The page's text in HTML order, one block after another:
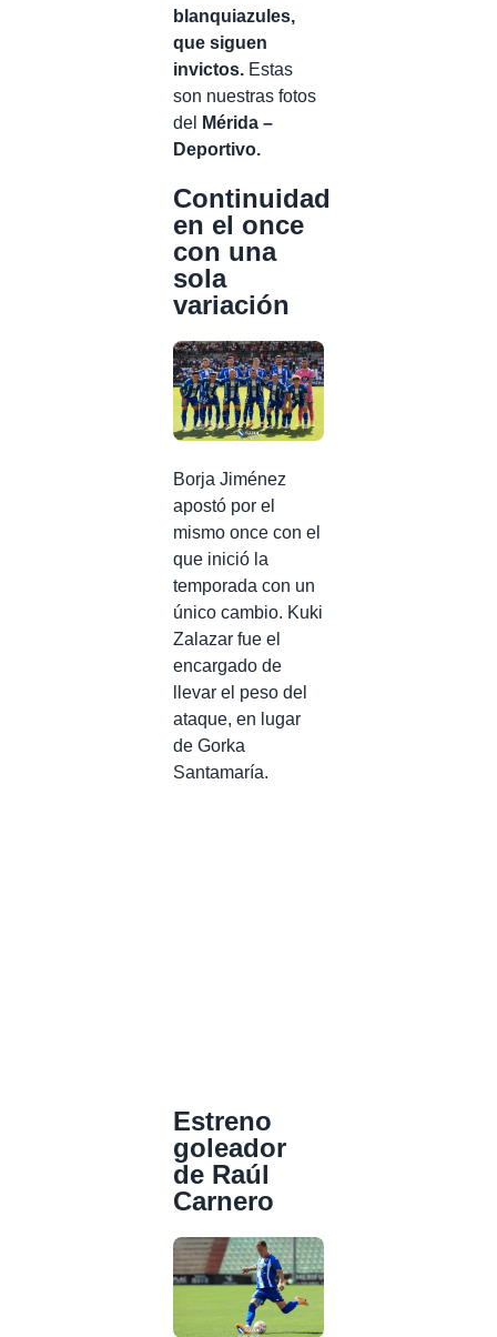
blanquiazules,
que siguen
invictos. Estas
son nuestras fotos
del
Mérida –
Deportivo.
Continuidad
en el once
con una
sola
variación
Borja Jiménez
apostó por el
mismo once con el
que inició la
temporada con un
único cambio. Kuki
Zalazar fue el
encargado de
llevar el peso del
ataque, en lugar
de Gorka
Santamaría.
Estreno
goleador
de Raúl
Carnero